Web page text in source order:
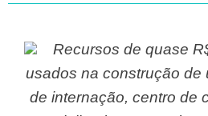
Recursos de quase R$ 12 milhões serão
usados na construção de
de internação, centro de